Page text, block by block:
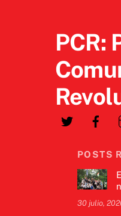
PCR:
POSTS
30 julio,